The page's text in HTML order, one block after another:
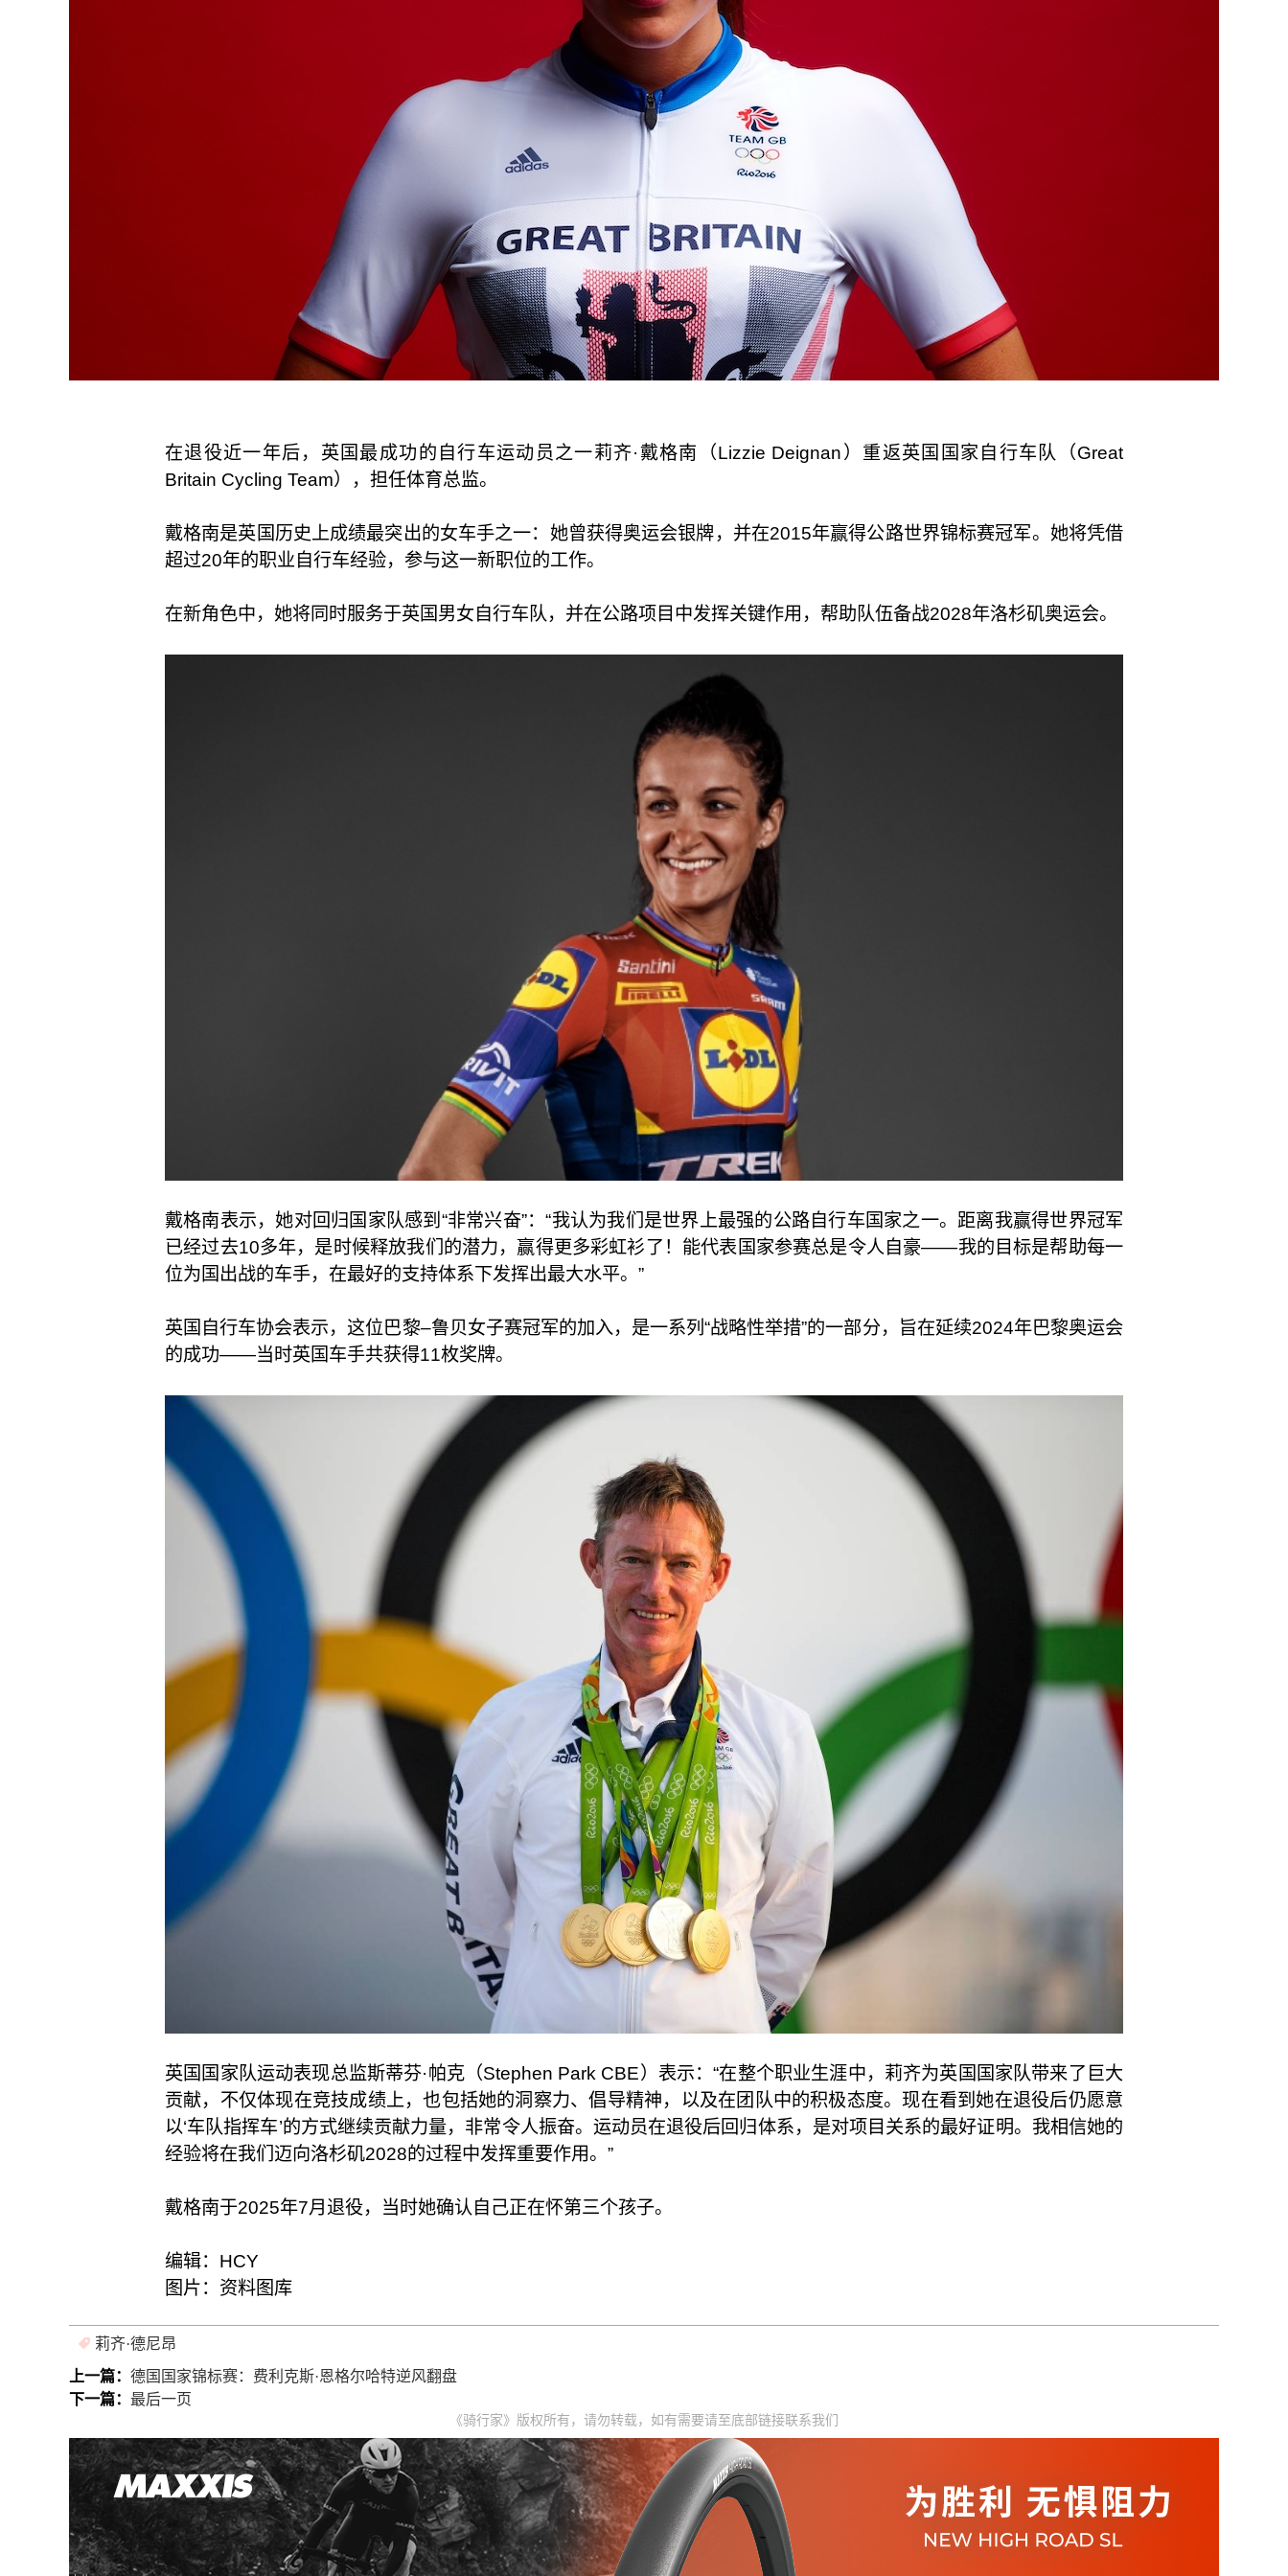
在退役近一年后，英国最成功的自行车运动员之一莉齐·戴格南（Lizzie Deignan）重返英国国家自行车队（Great
Britain Cycling Team），担任体育总监。
戴格南是英国历史上成绩最突出的女车手之一：她曾获得奥运会银牌，并在2015年赢得公路世界锦标赛冠军。她将凭借
超过20年的职业自行车经验，参与这一新职位的工作。
在新角色中，她将同时服务于英国男女自行车队，并在公路项目中发挥关键作用，帮助队伍备战2028年洛杉矶奥运会。
戴格南表示，她对回归国家队感到“非常兴奋”：“我认为我们是世界上最强的公路自行车国家之一。距离我赢得世界冠军
已经过去10多年，是时候释放我们的潜力，赢得更多彩虹衫了！能代表国家参赛总是令人自豪——我的目标是帮助每一
位为国出战的车手，在最好的支持体系下发挥出最大水平。”
英国自行车协会表示，这位巴黎–鲁贝女子赛冠军的加入，是一系列“战略性举措”的一部分，旨在延续2024年巴黎奥运会
的成功——当时英国车手共获得11枚奖牌。
英国国家队运动表现总监斯蒂芬·帕克（Stephen Park CBE）表示：“在整个职业生涯中，莉齐为英国国家队带来了巨大
贡献，不仅体现在竞技成绩上，也包括她的洞察力、倡导精神，以及在团队中的积极态度。现在看到她在退役后仍愿意
以‘车队指挥车’的方式继续贡献力量，非常令人振奋。运动员在退役后回归体系，是对项目关系的最好证明。我相信她的
经验将在我们迈向洛杉矶2028的过程中发挥重要作用。”
戴格南于2025年7月退役，当时她确认自己正在怀第三个孩子。
编辑：HCY
图片：资料图库
莉齐·德尼昂
上一篇： 德国国家锦标赛：费利克斯·恩格尔哈特逆风翻盘
下一篇： 最后一页
《骑行家》版权所有，请勿转载，如有需要请至底部链接联系我们